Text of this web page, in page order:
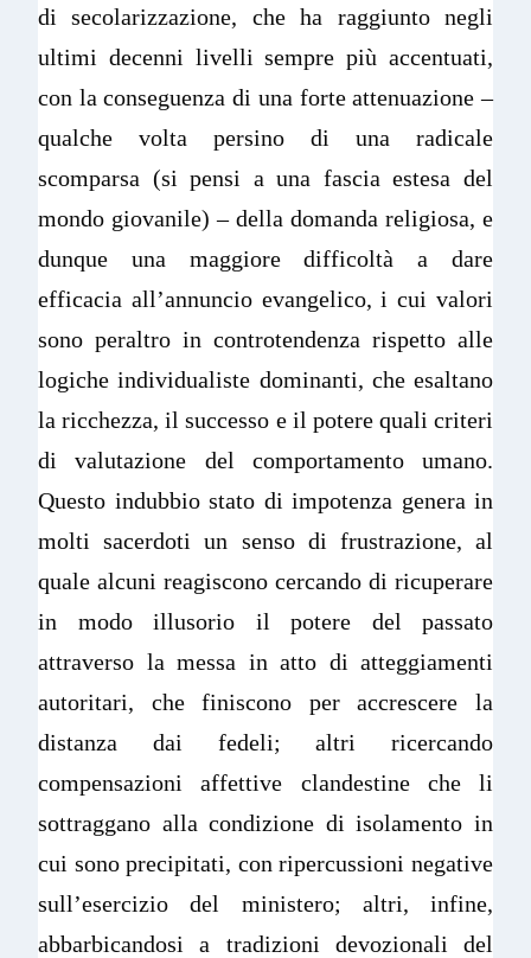
di secolarizzazione, che ha raggiunto negli
ultimi decenni livelli sempre più accentuati,
con la conseguenza di una forte attenuazione –
qualche volta persino di una radicale
scomparsa (si pensi a una fascia estesa del
mondo giovanile) – della domanda religiosa, e
dunque una maggiore difficoltà a dare
efficacia all’annuncio evangelico, i cui valori
sono peraltro in controtendenza rispetto alle
logiche individualiste dominanti, che esaltano
la ricchezza, il successo e il potere quali criteri
di valutazione del comportamento umano.
Questo indubbio stato di impotenza genera in
molti sacerdoti un senso di frustrazione, al
quale alcuni reagiscono cercando di ricuperare
in modo illusorio il potere del passato
attraverso la messa in atto di atteggiamenti
autoritari, che finiscono per accrescere la
distanza dai fedeli; altri ricercando
compensazioni affettive clandestine che li
sottraggano alla condizione di isolamento in
cui sono precipitati, con ripercussioni negative
sull’esercizio del ministero; altri, infine,
abbarbicandosi a tradizioni devozionali del